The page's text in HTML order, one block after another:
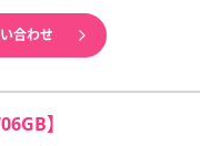
合わせ
】